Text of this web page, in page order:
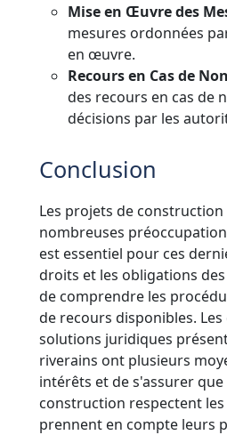
Mise en Œuvre des
mesures ordonnées
en œuvre.
Recours en Cas de
des recours en cas de
décisions par les
Conclusion
Les projets de
nombreuses
est essentiel pour ces
droits et les obligations
de comprendre les
de recours disponibles.
solutions juridiques
riverains ont plusieurs
intérêts et de s'assurer
construction respectent
prennent en compte leurs